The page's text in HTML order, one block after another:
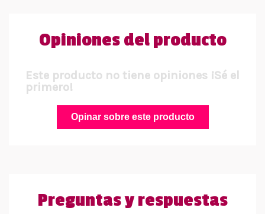
Opiniones del producto
Este producto no tiene opiniones ¡Sé el
primero!
Opinar sobre este producto
Preguntas y respuestas